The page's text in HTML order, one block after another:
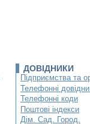
ДОВІДНИКИ
Підприємства та
Телефонні
Телефонні коди
Поштові індекси
Дім. Сад. Город.